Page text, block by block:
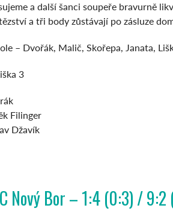
a další šanci soupeře bravurně
a tři body zůstávají po zásluze
– Dvořák, Malič, Skořepa, Janata,
3
Filinger
Džavík
Nový Bor – 1:4 (0:3) / 9:2